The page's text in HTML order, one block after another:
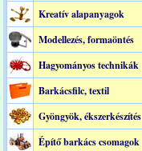
Kreatív alapanyagok
Modellezés, formaöntés
Hagyományos technikák
Barkácsfilc, textil
Gyöngyök, ékszerkészítés
Építő barkács csomagok